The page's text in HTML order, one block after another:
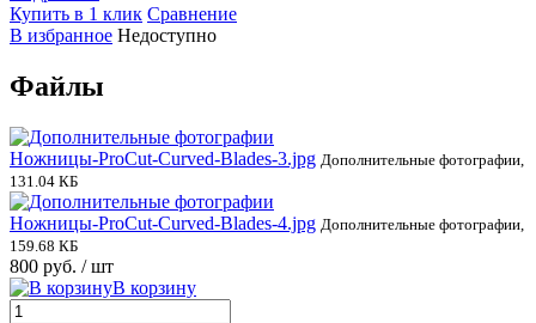
Купить в 1 клик Сравнение
В избранное Недоступно
Файлы
Ножницы-ProCut-Curved-Blades-3.jpg Дополнительные фотографии,
131.04 КБ
Ножницы-ProCut-Curved-Blades-4.jpg Дополнительные фотографии,
159.68 КБ
800 руб. / шт
В корзину